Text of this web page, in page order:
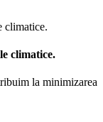
climatice.
la minimizarea